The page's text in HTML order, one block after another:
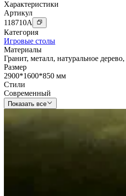
Характеристики
Артикул
118710A
Категория
Игровые столы
Материалы
Гранит, металл, натуральное дерево,
Размер
2900*1600*850 мм
Стили
Современный
Показать все